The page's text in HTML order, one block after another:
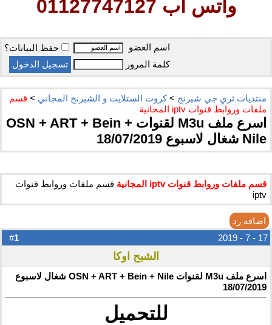
واتس اب 01127747127
اسم العضو
حفظ البيانات؟
كلمة المرور
منتديات ثري جي شيرنج >كروت الستلايت و الشيرنج المجاني > قسم
ملفات وروابط قنوات iptv المجانية
اسرع ملف M3u لقنوات OSN + ART + Bein +
Nile شغال لاسبوع 18/07/2019
قسم ملفات وروابط قنوات iptv المجانية
قسم ملفات وروابط قنوات
iptv
اضافه رد
1 17 - 7 - 2019
الشبح اوكا
اسرع ملف M3u لقنوات OSN + ART + Bein + Nile شغال لاسبوع
18/07/2019
للتحميل